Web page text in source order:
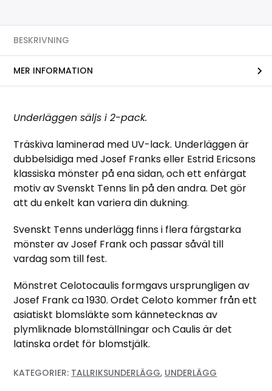
BESKRIVNING
MER INFORMATION
Underläggen säljs i 2-pack.
Träskiva laminerad med UV-lack. Underläggen är
dubbelsidiga med Josef Franks eller Estrid Ericsons
klassiska mönster på ena sidan, och ett enfärgat
motiv av Svenskt Tenns lin på den andra. Det gör
att du enkelt kan variera din dukning.
Svenskt Tenns underlägg finns i flera färgstarka
mönster av Josef Frank och passar såväl till
vardag som till fest.
Mönstret Celotocaulis formgavs ursprungligen av
Josef Frank ca 1930. Ordet Celoto kommer från ett
asiatiskt blomsläkte som kännetecknas av
plymliknade blomställningar och Caulis är det
latinska ordet för blomstjälk.
KATEGORIER: TALLRIKSUNDERLÄGG, UNDERLÄGG